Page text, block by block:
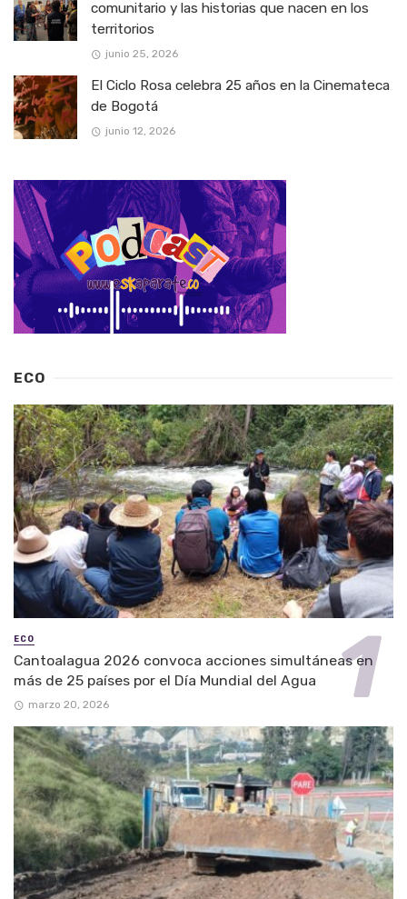
comunitario y las historias que nacen en los
territorios
junio 25, 2026
El Ciclo Rosa celebra 25 años en la Cinemateca
de Bogotá
junio 12, 2026
ECO
ECO
Cantoalagua 2026 convoca acciones simultáneas en
más de 25 países por el Día Mundial del Agua
marzo 20, 2026